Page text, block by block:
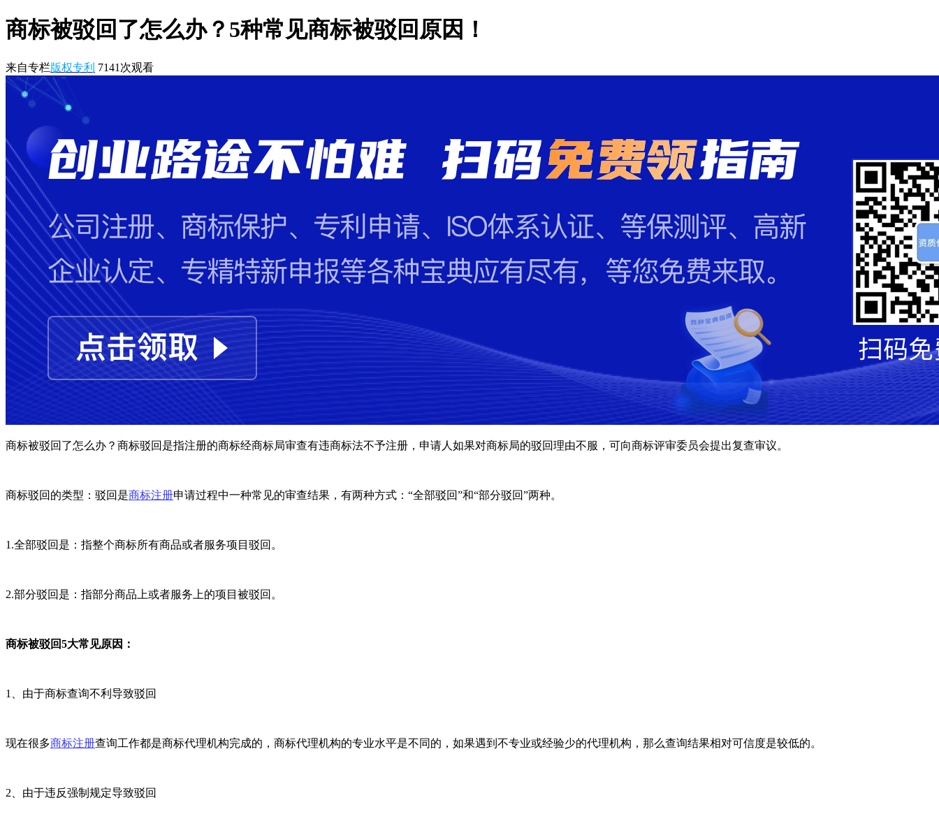
商标被驳回了怎么办？5种常见商标被驳回原因！
来自专栏版权专利 7141 次观看
商标被驳回了怎么办？商标驳回是指注册的商标经商标局审查有违商标法不予注册，申请人如果对商标局的驳回理由不服，可向商标评审委员会提出复查审议。
商标驳回的类型：驳回是商标注册申请过程中一种常见的审查结果，有两种方式：“全部驳回”和“部分驳回”两种。
1.全部驳回是：指整个商标所有商品或者服务项目驳回。
2.部分驳回是：指部分商品上或者服务上的项目被驳回。
商标被驳回5大常见原因：
1 、由于商标查询不利导致驳回
现在很多商标注册查询工作都是商标代理机构完成的，商标代理机构的专业水平是不同的，如果遇到不专业或经验少的代理机构，那么查询结果相对可信度是较低的。
2 、由于违反强制规定导致驳回